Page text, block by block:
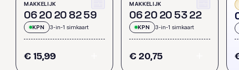
MAKKELIJK
0620 20 8259
KPN 3-in-1 simkaart
€ 15,99
MAKKELIJK
0620 20 5322
KPN 3-in-1 simkaart
€ 20,75